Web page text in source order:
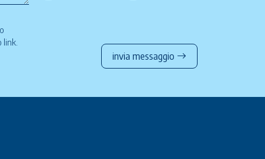
link
invia messaggio